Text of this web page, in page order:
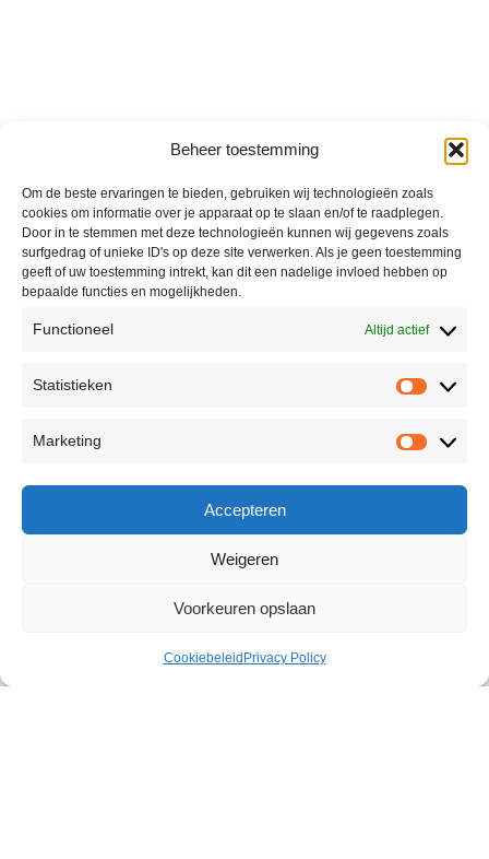
Beheer toestemming
Om de beste ervaringen te bieden, gebruiken wij technologieën zoals
cookies om informatie over je apparaat op te slaan en/of te raadplegen.
Door in te stemmen met deze technologieën kunnen wij gegevens zoals
surfgedrag of unieke ID's op deze site verwerken. Als je geen toestemming
geeft of uw toestemming intrekt, kan dit een nadelige invloed hebben op
bepaalde functies en mogelijkheden.
Functioneel Altijd actief
Statistieken
Marketing
Accepteren
Weigeren
Voorkeuren opslaan
Cookiebeleid Privacy Policy